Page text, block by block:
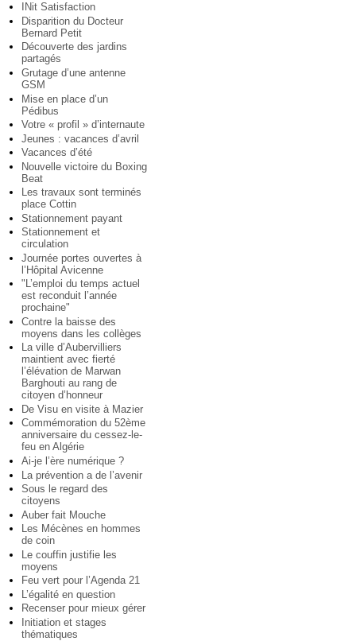
INit Satisfaction
Disparition du Docteur
Bernard Petit
Découverte des jardins
partagés
Grutage d’une antenne
GSM
Mise en place d’un
Pédibus
Votre « profil » d’internaute
Jeunes : vacances d’avril
Vacances d’été
Nouvelle victoire du Boxing
Beat
Les travaux sont terminés
place Cottin
Stationnement payant
Stationnement et
circulation
Journée portes ouvertes à
l’Hôpital Avicenne
"L’emploi du temps actuel
est reconduit l’année
prochaine"
Contre la baisse des
moyens dans les collèges
La ville d’Aubervilliers
maintient avec fierté
l’élévation de Marwan
Barghouti au rang de
citoyen d’honneur
De Visu en visite à Mazier
Commémoration du 52ème
anniversaire du cessez-le-
feu en Algérie
Ai-je l’ère numérique ?
La prévention a de l’avenir
Sous le regard des
citoyens
Auber fait Mouche
Les Mécènes en hommes
de coin
Le couffin justifie les
moyens
Feu vert pour l’Agenda 21
L’égalité en question
Recenser pour mieux gérer
Initiation et stages
thématiques